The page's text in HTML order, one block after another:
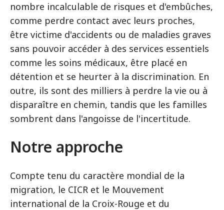
nombre incalculable de risques et d'embûches,
comme perdre contact avec leurs proches,
être victime d'accidents ou de maladies graves
sans pouvoir accéder à des services essentiels
comme les soins médicaux, être placé en
détention et se heurter à la discrimination. En
outre, ils sont des milliers à perdre la vie ou à
disparaître en chemin, tandis que les familles
sombrent dans l'angoisse de l'incertitude.
Notre approche
Compte tenu du caractère mondial de la
migration, le CICR et le Mouvement
international de la Croix-Rouge et du